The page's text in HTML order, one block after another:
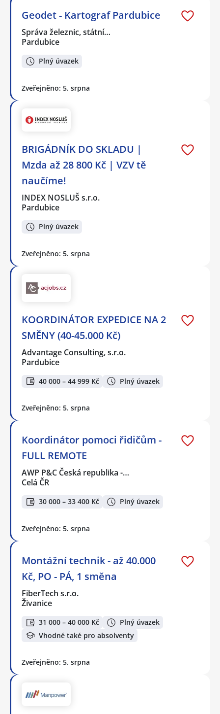
Geodet - Kartograf Pardubice
Správa železnic, státní…
Pardubice
Plný úvazek
Zveřejněno: 5. srpna
BRIGÁDNÍK DO SKLADU |
Mzda až 28 800 Kč | VZV tě
naučíme!
INDEX NOSLUŠ s.r.o.
Pardubice
Plný úvazek
Zveřejněno: 5. srpna
KOORDINÁTOR EXPEDICE NA 2
SMĚNY (40-45.000 Kč)
Advantage Consulting, s.r.o.
Pardubice
40 000 – 44 999 Kč Plný úvazek
Zveřejněno: 5. srpna
Koordinátor pomoci řidičům -
FULL REMOTE
AWP P&C Česká republika -…
Celá ČR
30 000 – 33 400 Kč Plný úvazek
Zveřejněno: 5. srpna
Montážní technik - až 40.000
Kč, PO - PÁ, 1 směna
FiberTech s.r.o.
Živanice
31 000 – 40 000 Kč
Plný úvazek
Vhodné také pro absolventy
Zveřejněno: 5. srpna